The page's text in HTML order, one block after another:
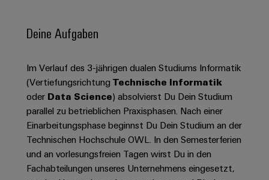
Sicherheit
für
Gebäudeinfrastruktur
Lösungen
für
die
spezifischen
Anforderungen
in
der
Gebäudeinfrastruktur
Smart
Building
Smart
Metering
Weidmüller
Configurator
Workplace
Verteilerboxen
Elektronik
Koppelrelais
&
Halbleiterrelais
Trennverstärker
und
Weidmüller
PCB
Connector
Services
Akkreditiertes
Labor
Kundenservice
Webshop
Preisliste
Kataloganforderung
|
Länder
Management
Informationen
und
Zertifikate
Für
und
Schüler
Ausbildung
Duales
Studium
Schülerpraktika
Deine Aufgaben
Im Verlauf des 3-jährigen dualen Studiums Informatik
(VertiefungsrichtungTechnische Informatik
oder Data Science) absolvierst Du Dein Studium
parallel zu betrieblichen Praxisphasen. Nach einer
Einarbeitungsphase beginnst Du Dein Studium an der
Technischen Hochschule OWL. In den Semesterferien
und an vorlesungsfreien Tagen wirst Du in den
Fachabteilungen unseres Unternehmens eingesetzt,